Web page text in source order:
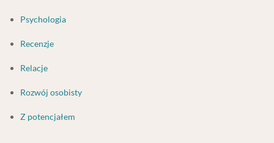
Psychologia
Recenzje
Relacje
Rozwój osobisty
Z potencjałem